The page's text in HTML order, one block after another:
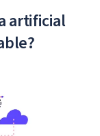
artificial